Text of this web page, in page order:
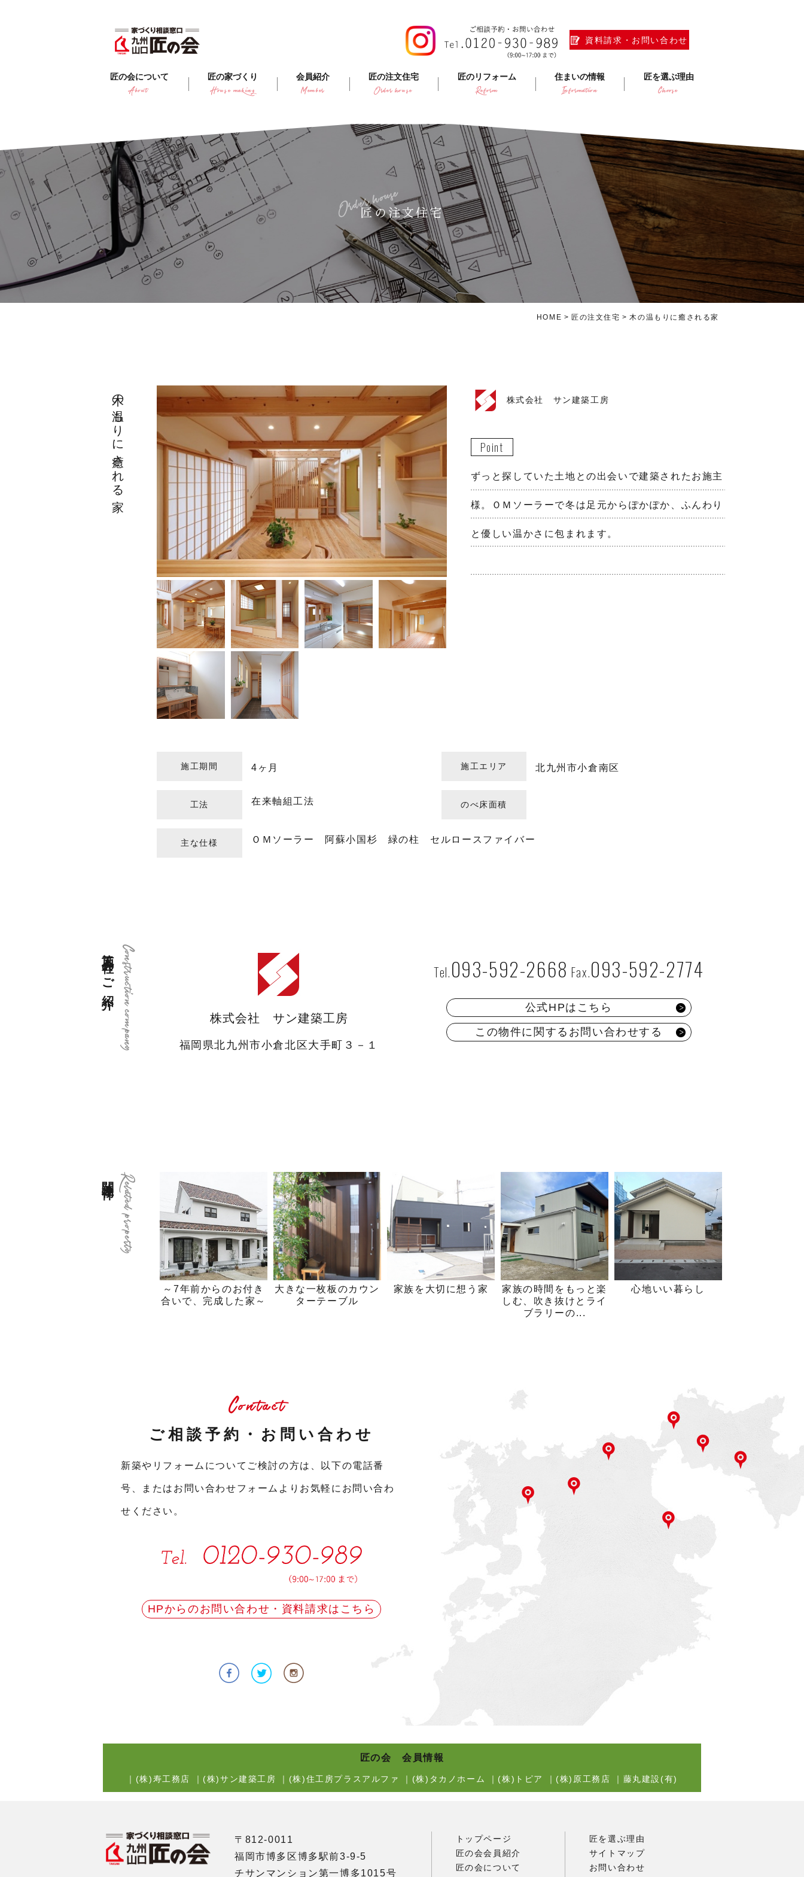
資料請求・お問い合わせ
匠の会について
About
匠の家づくり
House making
会員紹介
Member
匠の注文住宅
Order house
匠のリフォーム
Reform
住まいの情報
Information
匠を選ぶ理由
Choose
匠の注文住宅
Order house
HOME 匠の注文住宅 木の温もりに癒される家
木の温もりに癒される家 株式会社 サン建築工房
Point
ずっと探していた土地との出会いで建築されたお施主
様。ＯＭソーラーで冬は足元からぽかぽか、ふんわり
と優しい温かさに包まれます。
施工期間 4ヶ月 施工エリア 北九州市小倉南区
工法 在来軸組工法 のべ床面積
主な仕様 ＯＭソーラー 阿蘇小国杉 緑の柱 セルロースファイバー
Construction company
施工会社のご紹介
株式会社 サン建築工房
福岡県北九州市小倉北区大手町３－１
093-592-2668 093-592-2774
公式HPはこちら
この物件に関するお問い合わせする
Related property
～7年前からのお付き
合いで、完成した家～
大きな一枚板のカウン
ターテーブル
家族を大切に想う家
家族の時間をもっと楽
しむ、吹き抜けとライ
ブラリーの...
心地いい暮らし
Contact
ご相談予約・お問い合わせ
新築やリフォームについてご検討の方は、以下の電話番
号、またはお問い合わせフォームよりお気軽にお問い合わ
せください。
HPからのお問い合わせ・資料請求はこちら
匠の会 会員情報
｜ (株)寿工務店 ｜ (株)サン建築工房 ｜ (株)住工房プラスアルファ ｜ (株)タカノホーム ｜ (株)トピア ｜ (株)原工務店 ｜ 藤丸建設(有)
〒812-0011
福岡市博多区博多駅前3-9-5
チサンマンション第一博多1015号
トップページ
匠の会会員紹介
匠の会について
匠を選ぶ理由
サイトマップ
お問い合わせ